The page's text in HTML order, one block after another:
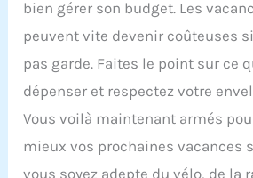
bien gérer son budget. Les
peuvent vite devenir coûteuses si
pas garde. Faites le point sur ce
dépenser et respectez votre
Vous voilà maintenant armés
mieux vos prochaines vacances
vous soyez adepte du vélo, de la